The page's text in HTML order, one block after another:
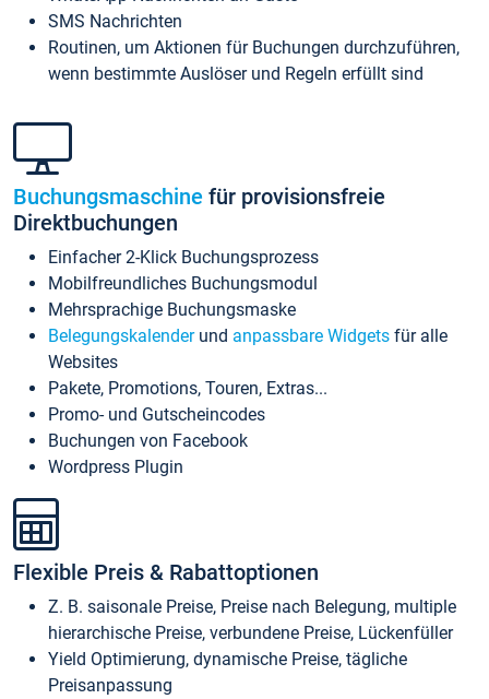
SMS Nachrichten
Routinen, um Aktionen für Buchungen durchzuführen,
wenn bestimmte Auslöser und Regeln erfüllt sind
Buchungsmaschine für provisionsfreie
Direktbuchungen
Einfacher 2-Klick Buchungsprozess
Mobilfreundliches Buchungsmodul
Mehrsprachige Buchungsmaske
Belegungskalenderund anpassbare Widgets für alle
Websites
Pakete, Promotions, Touren, Extras...
Promo- und Gutscheincodes
Buchungen von Facebook
Wordpress Plugin
Flexible Preis & Rabattoptionen
Z. B. saisonale Preise, Preise nach Belegung, multiple
hierarchische Preise, verbundene Preise, Lückenfüller
Yield Optimierung, dynamische Preise, tägliche
Preisanpassung